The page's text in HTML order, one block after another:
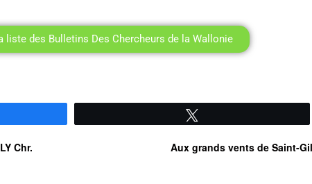
liste des Bulletins Des Chercheurs de la Wallonie
Chr. Aux grands vents de Saint-